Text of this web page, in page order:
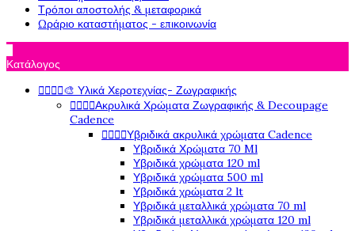
Τρόποι αποστολής & μεταφορικά
Ωράριο καταστήματος - επικοινωνία
Κατάλογος
   🎨 Υλικά Χεροτεχνίας- Ζωγραφικής
   Ακρυλικά Χρώματα Ζωγραφικής & Decoupage
Cadence
   Υβριδικά ακρυλικά χρώματα Cadence
Υβριδικά Χρώματα 70 Ml
Υβριδικά χρώματα 120 ml
Υβριδικά χρώματα 500 ml
Υβριδικά χρώματα 2 lt
Υβριδικά μεταλλικά χρώματα 70 ml
Υβριδικά μεταλλικά χρώματα 120 ml